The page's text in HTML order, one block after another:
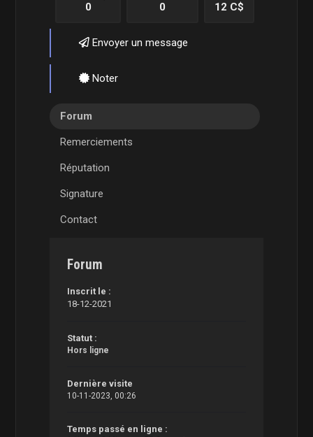
0 0 12 C$
Envoyer un message
Noter
Forum
Remerciements
Réputation
Signature
Contact
Forum
Inscrit le :
18-12-2021
Statut :
Hors ligne
Dernière visite
10-11-2023, 00:26
Temps passé en ligne :